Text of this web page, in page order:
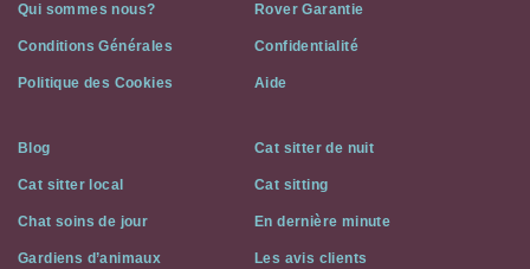
Qui sommes nous? Rover Garantie
Conditions Générales Confidentialité
Politique des Cookies Aide
Blog Cat sitter de nuit
Cat sitter local Cat sitting
Chat soins de jour En dernière minute
Gardiens d’animaux Les avis clients